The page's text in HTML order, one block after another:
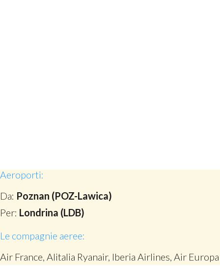
Aeroporti:
Da: Poznan (POZ-Lawica)
Per: Londrina (LDB)
Le compagnie aeree:
Air France, Alitalia Ryanair, Iberia Airlines, Air Europa